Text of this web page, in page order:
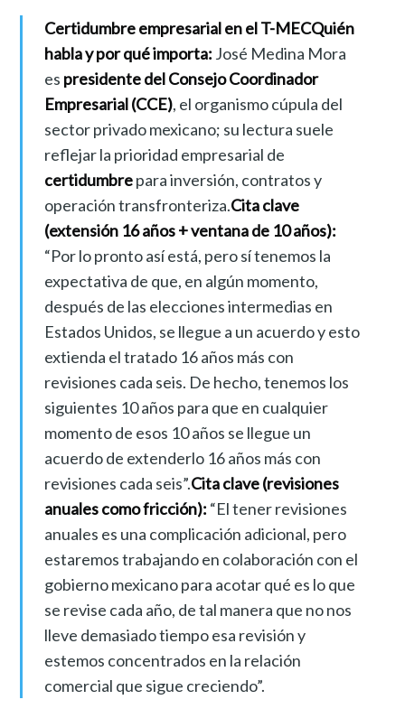
Certidumbre empresarial en el T-MECQuién
habla y por qué importa: José Medina Mora
es presidente del Consejo Coordinador
Empresarial (CCE), el organismo cúpula del
sector privado mexicano; su lectura suele
reflejar la prioridad empresarial de
certidumbrepara inversión, contratos y
operación transfronteriza.Cita clave
(extensión 16 años + ventana de 10 años):
“Por lo pronto así está, pero sí tenemos la
expectativa de que, en algún momento,
después de las elecciones intermedias en
Estados Unidos, se llegue a un acuerdo y esto
extienda el tratado 16 años más con
revisiones cada seis. De hecho, tenemos los
siguientes 10 años para que en cualquier
momento de esos 10 años se llegue un
acuerdo de extenderlo 16 años más con
revisiones cada seis”.Cita clave (revisiones
anuales como fricción): “El tener revisiones
anuales es una complicación adicional, pero
estaremos trabajando en colaboración con el
gobierno mexicano para acotar qué es lo que
se revise cada año, de tal manera que no nos
lleve demasiado tiempo esa revisión y
estemos concentrados en la relación
comercial que sigue creciendo”.